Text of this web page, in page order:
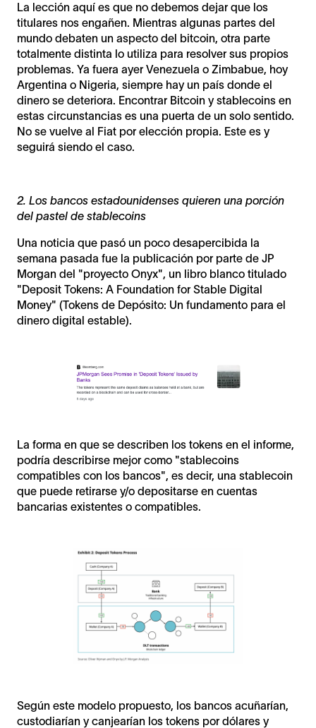
La lección aquí es que no debemos dejar que los
titulares nos engañen. Mientras algunas partes del
mundo debaten un aspecto del bitcoin, otra parte
totalmente distinta lo utiliza para resolver sus propios
problemas. Ya fuera ayer Venezuela o Zimbabue, hoy
Argentina o Nigeria, siempre hay un país donde el
dinero se deteriora. Encontrar Bitcoin y stablecoins en
estas circunstancias es una puerta de un solo sentido.
No se vuelve al Fiat por elección propia. Este es y
seguirá siendo el caso.
2. Los bancos estadounidenses quieren una porción
del pastel de stablecoins
Una noticia que pasó un poco desapercibida la
semana pasada fue la publicación por parte de JP
Morgan del "proyecto Onyx", un libro blanco titulado
"Deposit Tokens: A Foundation for Stable Digital
Money" (Tokens de Depósito: Un fundamento para el
dinero digital estable).
La forma en que se describen los tokens en el informe,
podría describirse mejor como "stablecoins
compatibles con los bancos", es decir, una stablecoin
que puede retirarse y/o depositarse en cuentas
bancarias existentes o compatibles.
Según este modelo propuesto, los bancos acuñarían,
custodiarían y canjearían los tokens por dólares y